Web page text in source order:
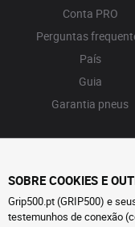
Conta PRO
Perguntas
País
Guia
Garantia pneus
SOBRE COOKIES E
Grip500.pt (GRIP500) e
testemunhos de conexão